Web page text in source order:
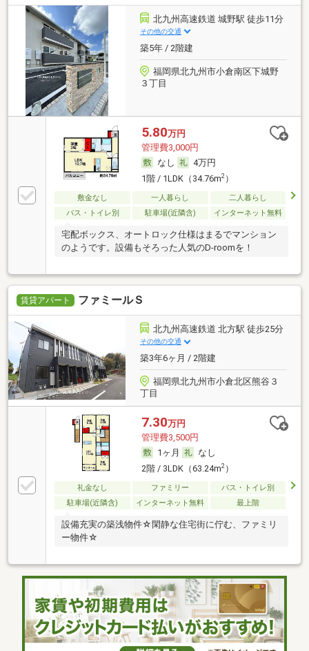
北九州高速鉄道 城野駅 徒歩11分
その他の交通
築5年 / 2階建
福岡県北九州市小倉南区下城野
３丁目
5.80万円
管理費3,000円
なし
4万円
1階 / 1LDK（34.76m2）
敷金なし 一人暮らし
二人暮らし
バス・トイレ別
駐車場(近隣含) インターネット無料
宅配ボックス、オートロック仕様はまるでマンション
のようです。設備もそろった人気のD-roomを！
賃貸アパート ファミールＳ
北九州高速鉄道 北方駅 徒歩25分
その他の交通
築3年6ヶ月 / 2階建
福岡県北九州市小倉北区熊谷３
丁目
7.30万円
管理費3,500円
1ヶ月
なし
2階 / 3LDK（63.24m2）
礼金なし ファミリー
バス・トイレ別
駐車場(近隣含)
インターネット無料 最上階
設備充実の築浅物件☆閑静な住宅街に佇む、ファミリ
ー物件☆